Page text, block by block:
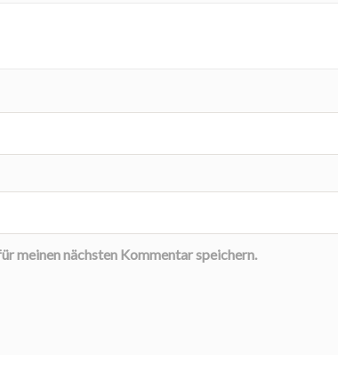
meinen nächsten Kommentar speichern.